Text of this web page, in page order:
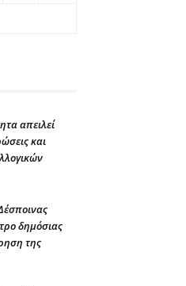
απειλεί
και
δημόσιας
της